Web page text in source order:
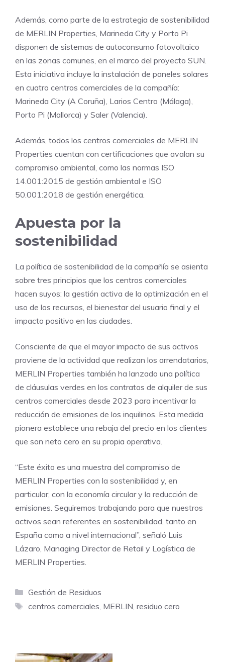
Además, como parte de la estrategia de sostenibilidad
de MERLIN Properties, Marineda City y Porto Pi
disponen de sistemas de autoconsumo fotovoltaico
en las zonas comunes, en el marco del proyecto SUN.
Esta iniciativa incluye la instalación de paneles solares
en cuatro centros comerciales de la compañía:
Marineda City (A Coruña), Larios Centro (Málaga),
Porto Pi (Mallorca) y Saler (Valencia).
Además, todos los centros comerciales de MERLIN
Properties cuentan con certificaciones que avalan su
compromiso ambiental, como las normas ISO
14.001:2015 de gestión ambiental e ISO
50.001:2018 de gestión energética.
Apuesta por la
sostenibilidad
La política de sostenibilidad de la compañía se asienta
sobre tres principios que los centros comerciales
hacen suyos: la gestión activa de la optimización en el
uso de los recursos, el bienestar del usuario final y el
impacto positivo en las ciudades.
Consciente de que el mayor impacto de sus activos
proviene de la actividad que realizan los arrendatarios,
MERLIN Properties también ha lanzado una política
de cláusulas verdes en los contratos de alquiler de sus
centros comerciales desde 2023 para incentivar la
reducción de emisiones de los inquilinos. Esta medida
pionera establece una rebaja del precio en los clientes
que son neto cero en su propia operativa.
“Este éxito es una muestra del compromiso de
MERLIN Properties con la sostenibilidad y, en
particular, con la economía circular y la reducción de
emisiones. Seguiremos trabajando para que nuestros
activos sean referentes en sostenibilidad, tanto en
España como a nivel internacional”, señaló Luis
Lázaro, Managing Director de Retail y Logística de
MERLIN Properties.
Categorías
Gestión de Residuos
Etiquetas
centros comerciales, MERLIN, residuo cero